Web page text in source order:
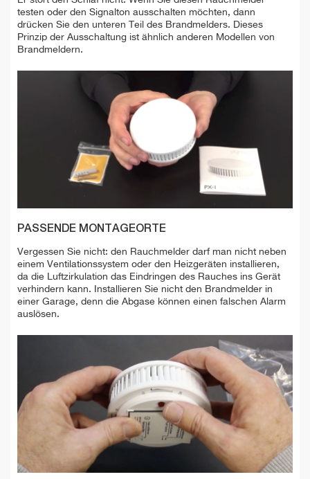
testen oder den Signalton ausschalten möchten, dann
drücken Sie den unteren Teil des Brandmelders. Dieses
Prinzip der Ausschaltung ist ähnlich anderen Modellen von
Brandmeldern.
PASSENDE MONTAGEORTE
Vergessen Sie nicht: den Rauchmelder darf man nicht neben
einem Ventilationssystem oder den Heizgeräten installieren,
da die Luftzirkulation das Eindringen des Rauches ins Gerät
verhindern kann. Installieren Sie nicht den Brandmelder in
einer Garage, denn die Abgase können einen falschen Alarm
auslösen.